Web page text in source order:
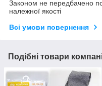
Законом не передбачено
належної якості
Всі умови повернення
Подібні товари